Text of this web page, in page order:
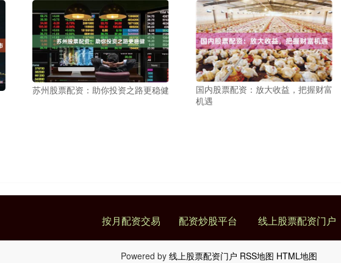
苏州股票配资：助你投资之路更稳健
国内股票配资：放大收益，把握财富
机遇
按月配资交易 配资炒股平台 线上股票配资门户
Powered by 线上股票配资门户 RSS地图 HTML地图